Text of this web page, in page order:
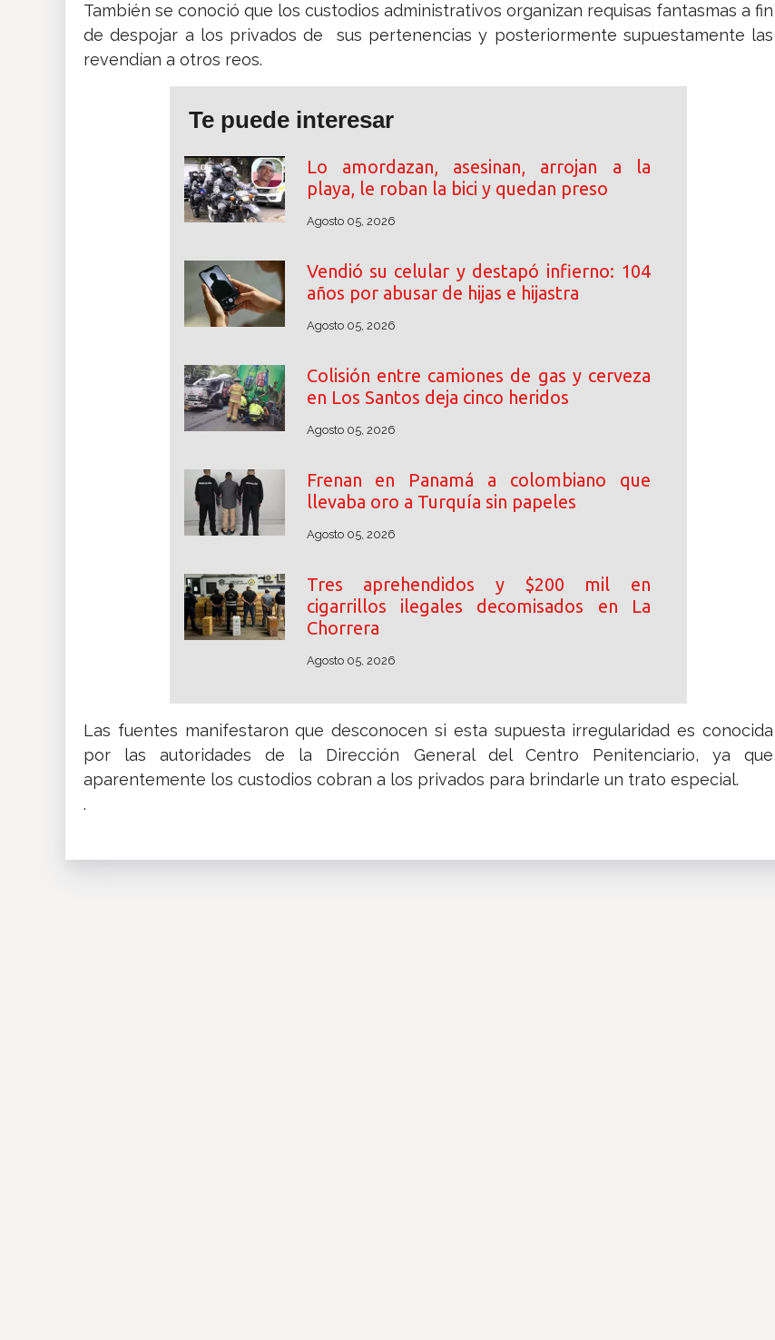
También se conoció que los custodios administrativos organizan requisas fantasmas a fin
de despojar a los privados de sus pertenencias y posteriormente supuestamente las
revendían a otros reos.
Te puede interesar
Lo amordazan, asesinan, arrojan a la
playa, le roban la bici y quedan preso
Agosto 05, 2026
Vendió su celular y destapó infierno: 104
años por abusar de hijas e hijastra
Agosto 05, 2026
Colisión entre camiones de gas y cerveza
en Los Santos deja cinco heridos
Agosto 05, 2026
Frenan en Panamá a colombiano que
llevaba oro a Turquía sin papeles
Agosto 05, 2026
Tres aprehendidos y $200 mil en
cigarrillos ilegales decomisados en La
Chorrera
Agosto 05, 2026
Las fuentes manifestaron que desconocen si esta supuesta irregularidad es conocida
por las autoridades de la Dirección General del Centro Penitenciario, ya que
aparentemente los custodios cobran a los privados para brindarle un trato especial.
.